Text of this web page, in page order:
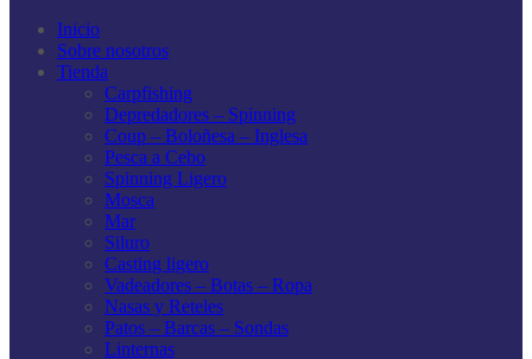
Inicio
Sobre nosotros
Tienda
Carpfishing
Depredadores – Spinning
Coup – Boloñesa – Inglesa
Pesca a Cebo
Spinning Ligero
Mosca
Mar
Siluro
Casting ligero
Vadeadores – Botas – Ropa
Nasas y Reteles
Patos – Barcas – Sondas
Linternas